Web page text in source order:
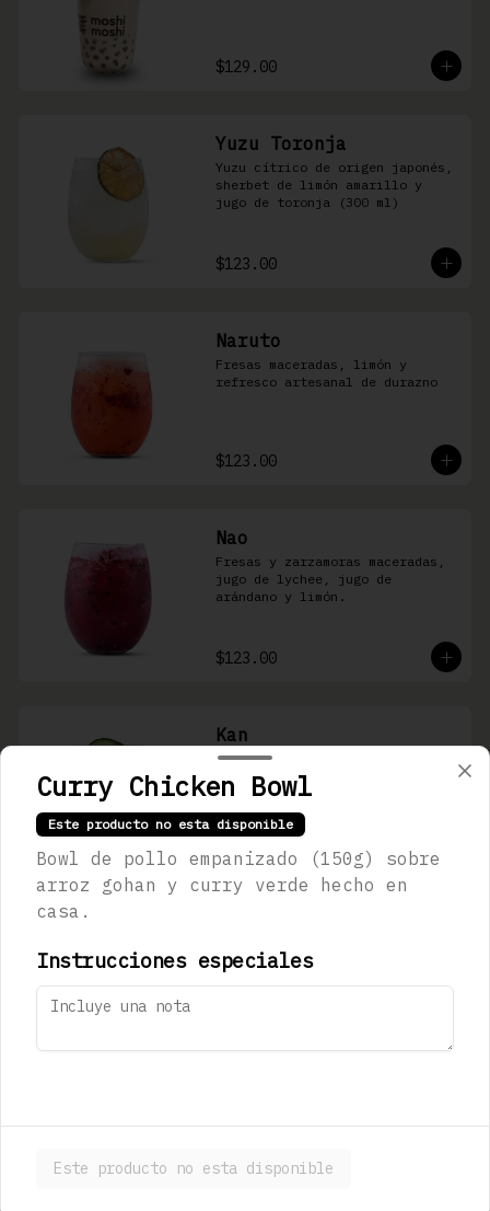
$129.00
Yuzu Toronja
Yuzu cítrico de origen japonés,
sherbet de limón amarillo y
jugo de toronja (300 ml)
$123.00
Naruto
Fresas maceradas, limón y
refresco artesanal de durazno
$123.00
Nao
Fresas y zarzamoras maceradas,
jugo de lychee, jugo de
arándano y limón.
$123.00
Kan
Jugo de limón real, jarabe de
jengibre, pepino y agua mineral
(300ml)
$123.00
473 ml
$180.00
Stella Artois
Curry Chicken Bowl
Este producto no esta disponible
Bowl de pollo empanizado (150g) sobre
arroz gohan y curry verde hecho en
casa.
Instrucciones especiales
Este producto no esta disponible